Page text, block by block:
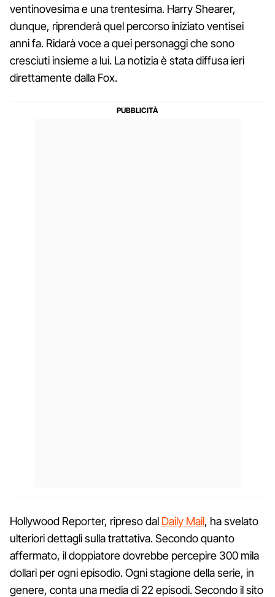
ventinovesima e una trentesima. Harry Shearer,
dunque, riprenderà quel percorso iniziato ventisei
anni fa. Ridarà voce a quei personaggi che sono
cresciuti insieme a lui. La notizia è stata diffusa ieri
direttamente dalla Fox.
Hollywood Reporter, ripreso dal Daily Mail, ha svelato
ulteriori dettagli sulla trattativa. Secondo quanto
affermato, il doppiatore dovrebbe percepire 300 mila
dollari per ogni episodio. Ogni stagione della serie, in
genere, conta una media di 22 episodi. Secondo il sito